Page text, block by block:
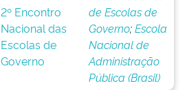
2º Encontro
Nacional das
Escolas de
Governo
de Escolas de
Governo;Escola
Nacional de
Administração
Pública (Brasil)